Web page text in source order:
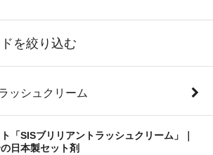
を絞り込む
ッシュクリーム
「SISブリリアントラッシュクリーム」｜
日本製セット剤